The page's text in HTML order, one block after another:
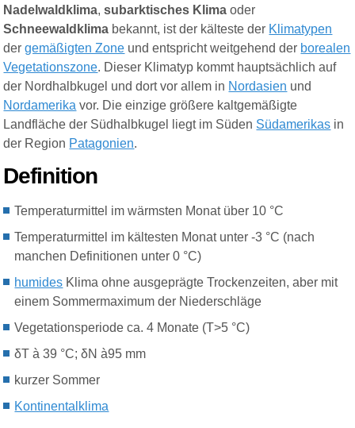
Nadelwaldklima,subarktisches Klima oder
Schneewaldklima bekannt, ist der kälteste der Klimatypen
dergemäßigten Zone und entspricht weitgehend der borealen
Vegetationszone. Dieser Klimatyp kommt hauptsächlich auf
der Nordhalbkugel und dort vor allem in Nordasien und
Nordamerika vor. Die einzige größere kaltgemäßigte
Landfläche der Südhalbkugel liegt im Süden Südamerikas in
der Region Patagonien.
Definition
Temperaturmittel im wärmsten Monat über 10 °C
Temperaturmittel im kältesten Monat unter -3 °C (nach
manchen Definitionen unter 0 °C)
humides Klima ohne ausgeprägte Trockenzeiten, aber mit
einem Sommermaximum der Niederschläge
Vegetationsperiodeca. 4 Monate (T>5 °C)
δT à 39 °C; δN à95 mm
kurzer Sommer
Kontinentalklima